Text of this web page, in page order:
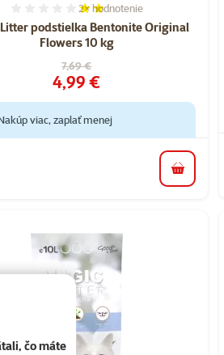
čo máte
podstielka Bentonite Original
Flowers 10 kg
Hodnotenie 40%, počet
2× hodnotenie
Pôvodná cena
7,69 €
Cena
4,99 €
viac, zaplať menej
do košíka